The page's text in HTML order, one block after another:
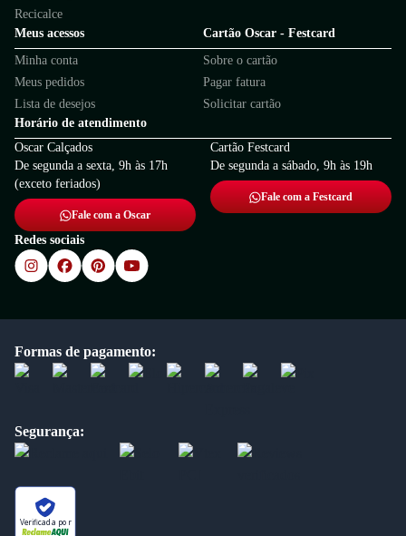
Recicalce
Meus acessos
Minha conta
Meus pedidos
Lista de desejos
Cartão Oscar - Festcard
Sobre o cartão
Pagar fatura
Solicitar cartão
Horário de atendimento
Oscar Calçados
De segunda a sexta, 9h às 17h
(exceto feriados)
Fale com a Oscar
Cartão Festcard
De segunda a sábado, 9h às 19h
Fale com a Festcard
Redes sociais
Formas de pagamento:
Segurança:
Verificada por